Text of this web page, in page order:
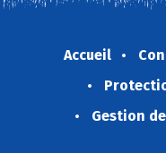
Accueil
Gestion